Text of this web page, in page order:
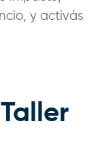
y activás